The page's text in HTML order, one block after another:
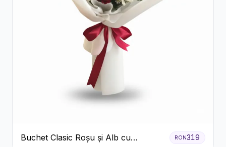
Buchet Clasic Roșu și Alb cu
RON319